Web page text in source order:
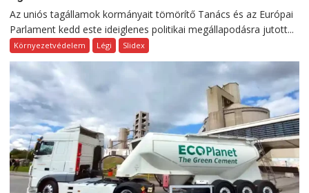
Az uniós tagállamok kormányait tömörítő Tanács és az Európai
Parlament kedd este ideiglenes politikai megállapodásra jutott...
Környezetvédelem Légi Slidex